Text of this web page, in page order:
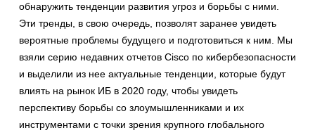
обнаружить тенденции развития угроз и борьбы с ними.
Эти тренды, в свою очередь, позволят заранее увидеть
вероятные проблемы будущего и подготовиться к ним. Мы
взяли серию недавних отчетов Cisco по кибербезопасности
и выделили из нее актуальные тенденции, которые будут
влиять на рынок ИБ в 2020 году, чтобы увидеть
перспективу борьбы со злоумышленниками и их
инструментами с точки зрения крупного глобального